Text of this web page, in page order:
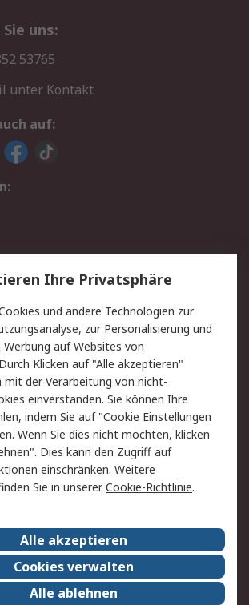
uns:
53765
unter Kontakt
auf:
Lieferlösungen
Entsorgung Kontakt
Datenschutz
Zahlungsbedingungen
Webseite Konditionen
RS weltweit
Nachhaltigkeit
Presse-Center
Ihre Privatsphäre
und andere Technologien zur
zur Personalisierung und
Werbung auf Websites von
Klicken auf "Alle akzeptieren"
mit der Verarbeitung von nicht-
einverstanden. Sie können Ihre
indem Sie auf "Cookie Einstellungen
Wenn Sie dies nicht möchten, klicken
Dies kann den Zugriff auf
einschränken. Weitere
Sie in unsererCookie-Richtlinie.
Alle akzeptieren
Cookies verwalten
Alle ablehnen